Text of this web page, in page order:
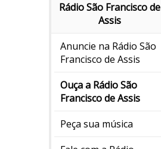
Rádio São Francisco de
Assis
Anuncie na Rádio São
Francisco de Assis
Ouça a Rádio São
Francisco de Assis
Peça sua música